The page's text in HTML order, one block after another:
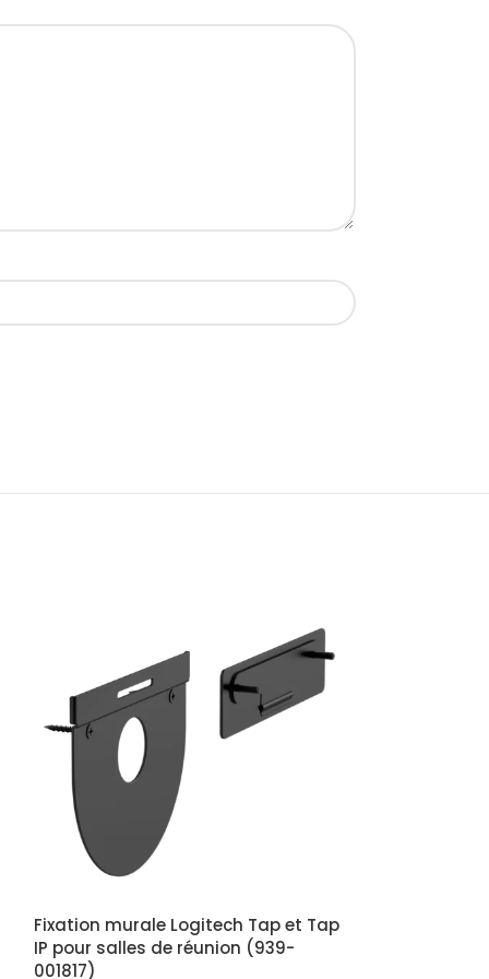
Fixation murale Logitech Tap et Tap
IP pour salles de réunion (939-
001817)